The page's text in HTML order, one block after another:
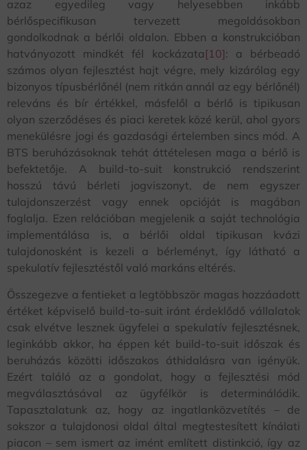
azaz egyedileg vagy helyesebben inkább
bérlőspecifikusan tervezett megoldásokban
gondolkodnak a bérlői oldalon. Ebben a konstrukcióban
hatványozott mindkét fél kockázata [10]: a bérbeadó
számos olyan fejlesztést hajt végre, mely kizárólag egy
bizonyos típusbérlőnél (nem ritkán annál az egy bérlőnél)
releváns és bír értékkel, másfelől a bérlő is tipikusan
olyan szerződéses és piaci keretek közé kerül, ahol gyors
menekülésre jogi és gazdasági értelemben sincs mód. A
BTS beruházásoknak tehát áttételesen maga a bérlő is
befektetője. A build-to-suit konstrukció rendszerint
hosszú távú bérleti jogviszonyt, de nem egyszer
tulajdonszerzést vagy ennek opcióját is magában
foglalja. Ezen relációban megjelenik a saját technológia
implementálása is, a bérlői oldal tipikusan kvázi
tulajdonosként is kezeli a bérleményt, így látható a
spekulatív fejlesztéstől való markáns eltérés.
Összegezve a fentieket a legtöbbször magas hozzáadott
értéket képviselő build-to-suit iránt érdeklődő vállalatok
csak elvétve lesznek ügyfelei a spekulatív fejlesztésnek,
leginkább akkor, ha éppen két build-to-suit időszak és
beruházás közötti időszakos áthidalásra van igényük.
Ezért találó az a gondolat, hogy a fejlesztési mód
megválasztásával az ügyfélkör is determinálódik.
Tapasztalatunk az, hogy az ingatlanközvetítés – de
sokszor a tulajdonosi oldal által megtestesített kínálati
piacon – sem ismert az imént említett distinkció, így az